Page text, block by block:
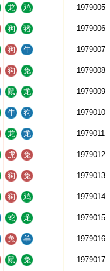
龙 鸡
狗 猪
狗 牛
狗 兔
鼠 龙
牛 狗
龙 龙
虎 兔
狗 兔
狗 鸡
蛇 龙
兔 羊
鼠 兔
1979005
1979006
1979007
1979008
1979009
1979010
1979011
1979012
1979013
1979014
1979015
1979016
1979017